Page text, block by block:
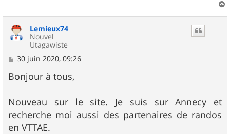
a
Lemieux74
Nouvel
Utagawiste
M
s
s
g
e
30 juin 2020, 09:26
Bonjour à tous,
Nouveau sur le site. Je suis sur Annecy et
recherche moi aussi des partenaires de randos
en VTTAE.